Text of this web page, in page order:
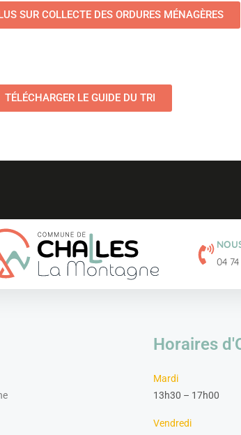
SUR COLLECTE DES ORDURES MÉNAGÈRES
TÉLÉCHARGER LE GUIDE DU TRI
04
Horaires
Mardi
13h30 – 17h00
Vendredi